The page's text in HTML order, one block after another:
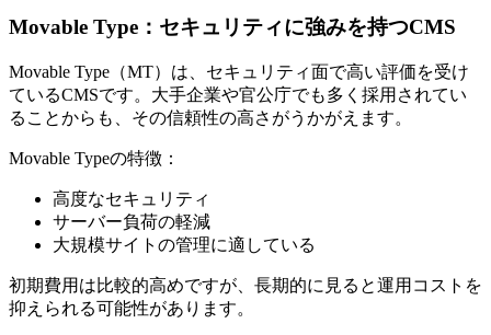
Movable Type：セキュリティに強みを持つCMS
Movable Type（MT）は、 セキュリティ面で高い評価を受け
ているCMSです。大手企業や官公庁でも多く採用されてい
ることからも、その信頼性の高さがうかがえます。
Movable Typeの特徴：
高度なセキュリティ
サーバー負荷の軽減
大規模サイトの管理に適している
初期費用は比較的高めですが、長期的に見ると運用コストを
抑えられる可能性があります。